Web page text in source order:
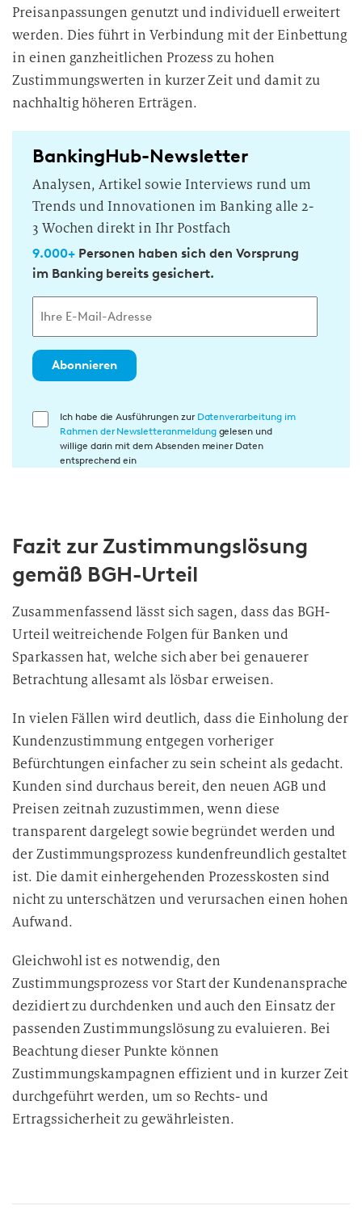
Preisanpassungen genutzt und individuell erweitert
werden. Dies führt in Verbindung mit der Einbettung
in einen ganzheitlichen Prozess zu hohen
Zustimmungswerten in kurzer Zeit und damit zu
nachhaltig höheren Erträgen.
BankingHub-Newsletter
Analysen, Artikel sowie Interviews rund um
Trends und Innovationen im Banking alle 2-
3 Wochen direkt in Ihr Postfach
9.000+Personen haben sich den Vorsprung
im Banking bereits gesichert.
Abonnieren
E
i
g
n
g
i
n
i
e
D
a
t
n
v
e
r
a
b
e
i
t
g
Ich habe die Ausführungen zur Datenverarbeitung im
Rahmen der Newsletteranmeldunggelesen und
willige darin mit dem Absenden meiner Daten
entsprechend ein
Fazit zur Zustimmungslösung
gemäß BGH-Urteil
Zusammenfassend lässt sich sagen, dass das BGH-
Urteil weitreichende Folgen für Banken und
Sparkassen hat, welche sich aber bei genauerer
Betrachtung allesamt als lösbar erweisen.
In vielen Fällen wird deutlich, dass die Einholung der
Kundenzustimmung entgegen vorheriger
Befürchtungen einfacher zu sein scheint als gedacht.
Kunden sind durchaus bereit, den neuen AGB und
Preisen zeitnah zuzustimmen, wenn diese
transparent dargelegt sowie begründet werden und
der Zustimmungsprozess kundenfreundlich gestaltet
ist. Die damit einhergehenden Prozesskosten sind
nicht zu unterschätzen und verursachen einen hohen
Aufwand.
Gleichwohl ist es notwendig, den
Zustimmungsprozess vor Start der Kundenansprache
dezidiert zu durchdenken und auch den Einsatz der
passenden Zustimmungslösung zu evaluieren. Bei
Beachtung dieser Punkte können
Zustimmungskampagnen effizient und in kurzer Zeit
durchgeführt werden, um so Rechts- und
Ertragssicherheit zu gewährleisten.